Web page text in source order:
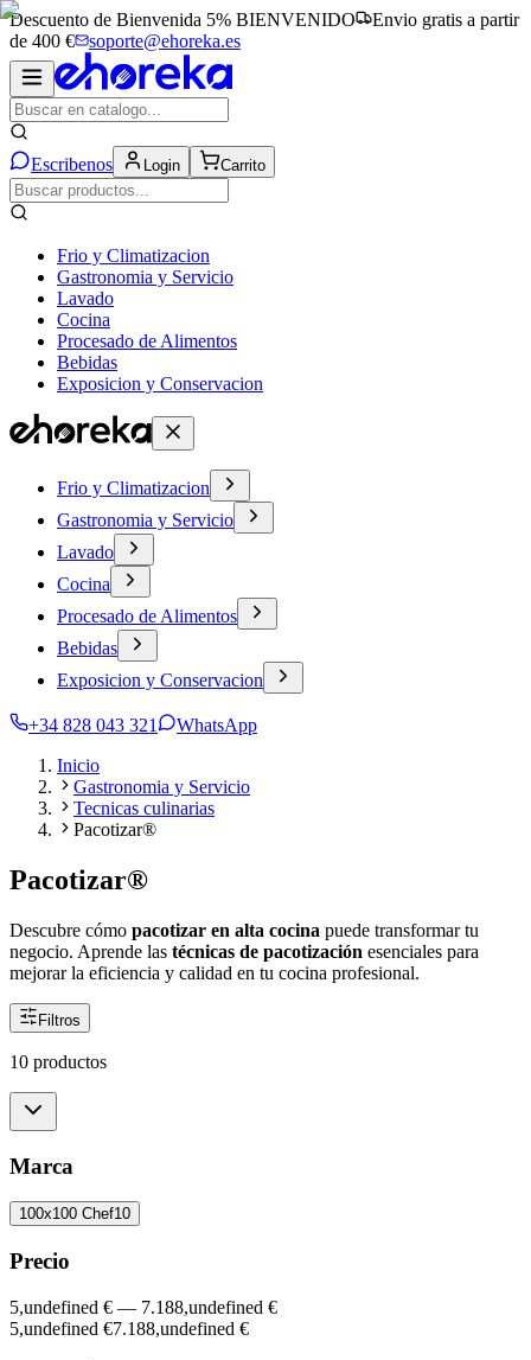
Descuento de Bienvenida 5% BIENVENIDO
Envio gratis a partir
de 400 €
soporte@ehoreka.es
Escribenos Login Carrito
Frio y Climatizacion
Gastronomia y Servicio
Lavado
Cocina
Procesado de Alimentos
Bebidas
Exposicion y Conservacion
Frio y Climatizacion
Gastronomia y Servicio
Lavado
Cocina
Procesado de Alimentos
Bebidas
Exposicion y Conservacion
+34 828 043 321
WhatsApp
Inicio
Gastronomia y Servicio
Tecnicas culinarias
Pacotizar®
Pacotizar®
Descubre cómo pacotizar en alta cocina puede transformar tu
negocio. Aprende las técnicas de pacotización esenciales para
mejorar la eficiencia y calidad en tu cocina profesional.
Filtros
10 productos
Marca
100x100 Chef10
Precio
5,undefined € — 7.188,undefined €
5,undefined €7.188,undefined €